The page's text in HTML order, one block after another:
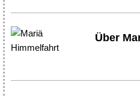
Über